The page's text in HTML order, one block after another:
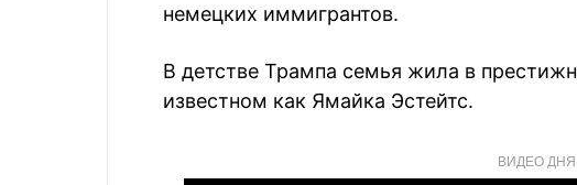
немецких иммигрантов.
В детстве Трампа семья жила в
известном как Ямайка Эстейтс.
ВИДЕО ДНЯ